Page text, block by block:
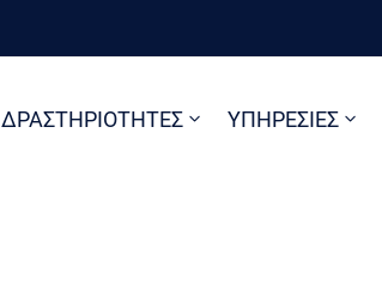
ΔΡΑΣΤΗΡΙΟΤΗΤΕΣ ΥΠΗΡΕΣΙΕΣ